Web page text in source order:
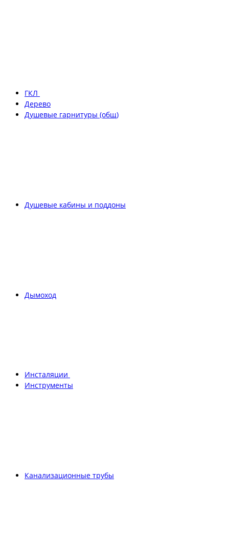
ГКЛ
Дерево
Душевые гарнитуры (общ)
Душевые кабины и поддоны
Дымоход
Инсталяции
Инструменты
Канализационные трубы